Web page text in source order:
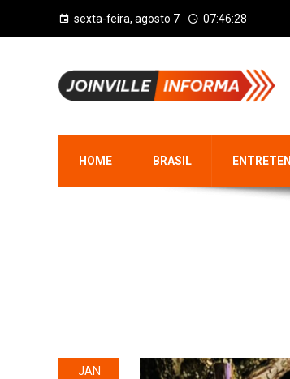
sexta-feira, agosto 7 07:46:29
HOME BRASIL
JAN